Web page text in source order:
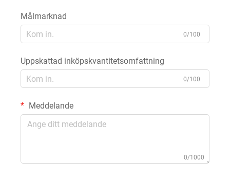
Målmarknad
0/100
Uppskattad inköpskvantitetsomfattning
0/100
Meddelande
0/1000